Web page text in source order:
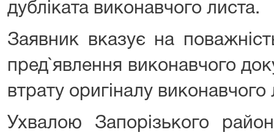
дубліката виконавчого листа.
Заявник вказує на
пред`явлення виконавчого
втрату оригіналу виконавчого
Ухвалою Запорізького